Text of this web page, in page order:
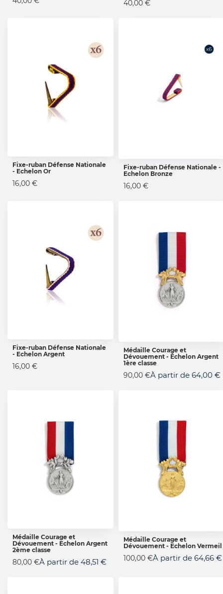
40,00 €
AJOUTER AU PANIER
Fixe-ruban Défense Nationale
- Echelon Or
16,00 €
AJOUTER AU PANIER
Fixe-ruban Défense Nationale -
Echelon Bronze
16,00 €
AJOUTER AU PANIER
Fixe-ruban Défense Nationale
- Echelon Argent
16,00 €
AJOUTER AU PANIER
Médaille Courage et
Dévouement - Échelon Argent
1ère classe
90,00 €À partir de 64,00 €
AJOUTER AU PANIER
Médaille Courage et
Dévouement - Echelon Argent
2ème classe
80,00 €À partir de 48,51 €
AJOUTER AU PANIER
Médaille Courage et
Dévouement - Echelon Vermeil
100,00 €À partir de 64,66 €